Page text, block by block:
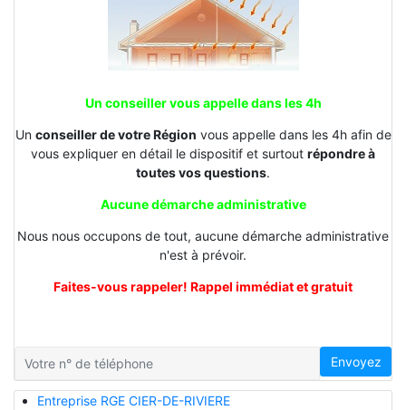
Un conseiller vous appelle dans les 4h
Un conseiller de votre Région vous appelle dans les 4h afin de
vous expliquer en détail le dispositif et surtout répondre à
toutes vos questions.
Aucune démarche administrative
Nous nous occupons de tout, aucune démarche administrative
n'est à prévoir.
Faites-vous rappeler! Rappel immédiat et gratuit
Envoyez
Entreprise RGE CIER-DE-RIVIERE